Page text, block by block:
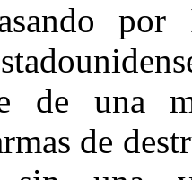
de una
de